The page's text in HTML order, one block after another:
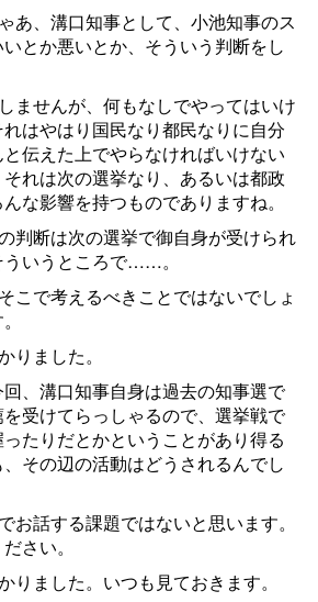
あ、溝口知事として、小池知事のス
とか悪いとか、そういう判断をし
ませんが、何もなしでやってはいけ
はやはり国民なり都民なりに自分
伝えた上でやらなければいけない
れは次の選挙なり、あるいは都政
な影響を持つものでありますね。
判断は次の選挙で御自身が受けられ
いうところで……。
こで考えるべきことではないでしょ
りました。
、溝口知事自身は過去の知事選で
受けてらっしゃるので、選挙戦で
たりだとかということがあり得る
その辺の活動はどうされるんでし
お話する課題ではないと思います。
さい。
りました。いつも見ておきます。